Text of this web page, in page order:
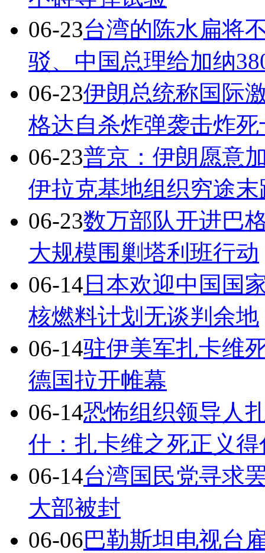
06-23台湾的陈水扁将
驳、中国总理给加纳
06-23伊朗总统称国际
格达自杀炸弹袭击炸死
06-23普京：伊朗愿意
伊拉克基地组织穷途末
06-23数万部队开进巴
大规模围剿塔利班行动
06-14 日本欢迎中国国
核燃料计划无谈判余地
06-14驻伊美军扎卡维
德国拉开帷幕
06-14恐怖组织领导人
什：扎卡维之死正义得
06-14台湾国民党寻求
大部被封
06-06巴勒斯坦电视台